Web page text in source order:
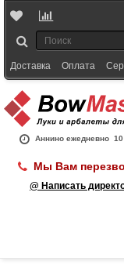
Доставка Оплата
Аннино ежедневно 10
Мы Вам
@ Написать